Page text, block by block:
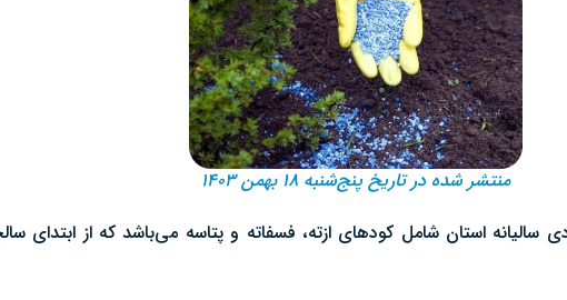
منتشر شده در تاریخ پنج‌شنبه ۱۸ بهمن ۱۴۰۳